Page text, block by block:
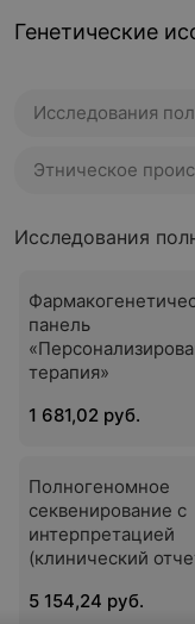
Генетические
Исследования
Этническое
Исследования
панель
терапия»
1 681,02 руб.
Полногеномное
секвенирование с
интерпретацией
(клинический
5 154,24 руб.